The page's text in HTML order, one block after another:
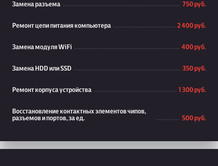
Замена разъема 750 руб.
Ремонт цепи питания компьютера 2 400 руб.
Замена модуля WiFi 400 руб.
Замена HDD или SSD 350 руб.
Ремонт корпуса устройства 1 300 руб.
Восстановление контактных элементов чипов,
разъемов и портов, за ед.
500 руб.